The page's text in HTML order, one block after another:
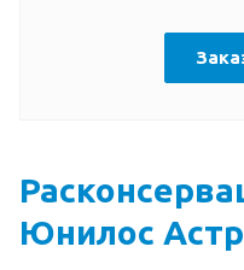
Юнилос